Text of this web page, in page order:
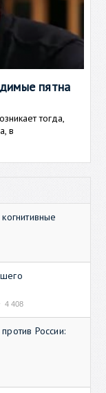
пятна
тогда,
в
4 408
России: